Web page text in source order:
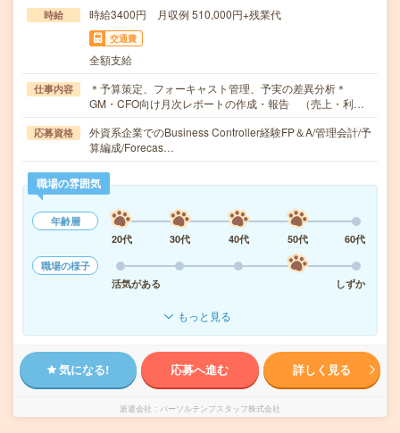
時給 時給3400円 月収例 510,000円+残業代
交通費
全額支給
仕事内容
＊予算策定、フォーキャスト管理、予実の差異分析＊
GM・CFO向け月次レポートの作成・報告 （売上・利…
応募資格
外資系企業でのBusiness Controller経験FP＆A/管理会計/予
算編成/Forecas…
職場の雰囲気
年齢層
20代
30代 40代 50代
60代
職場の様子
活気がある
しずか
もっと見る
気になる! 応募へ進む 詳しく見る
派遣会社 パーソルテンプスタッフ株式会社